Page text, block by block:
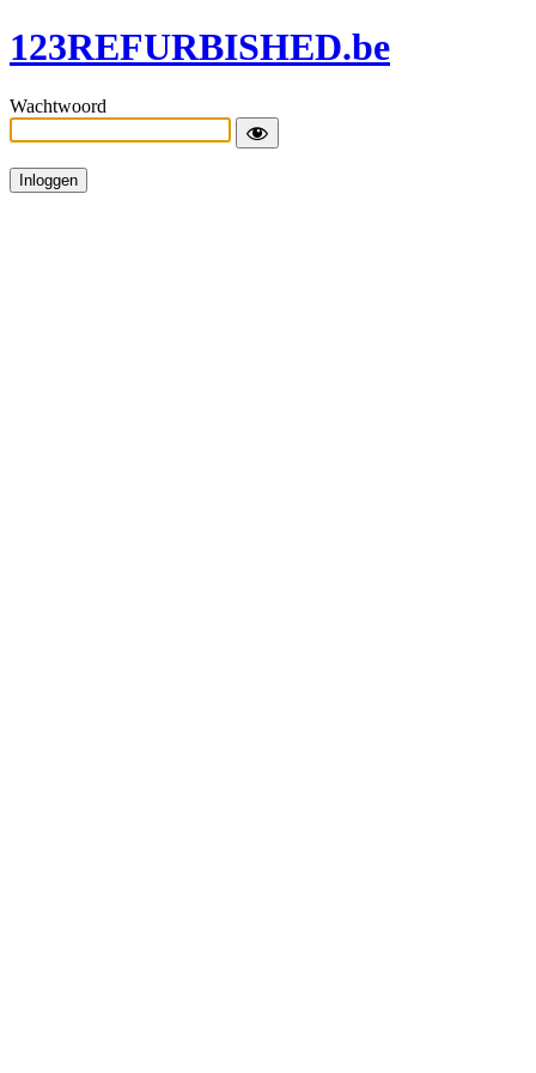
123REFURBISHED.be
Wachtwoord